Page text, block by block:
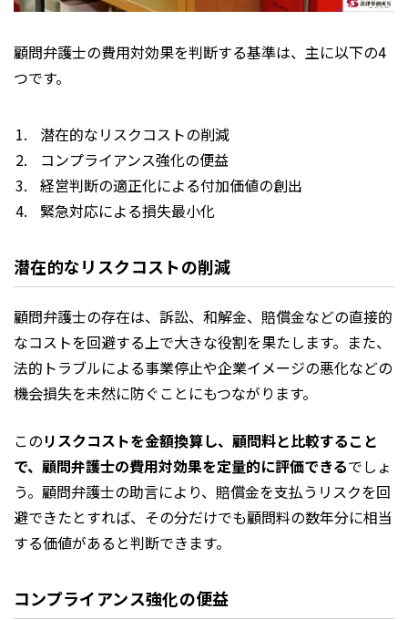
顧問弁護士の費用対効果を判断する基準は、主に以下の4
つです。
潜在的なリスクコストの削減
コンプライアンス強化の便益
経営判断の適正化による付加価値の創出
緊急対応による損失最小化
潜在的なリスクコストの削減
顧問弁護士の存在は、訴訟、和解金、賠償金などの直接的
なコストを回避する上で大きな役割を果たします。また、
法的トラブルによる事業停止や企業イメージの悪化などの
機会損失を未然に防ぐことにもつながります。
このリスクコストを金額換算し、顧問料と比較すること
で、顧問弁護士の費用対効果を定量的に評価できるでしょ
う。顧問弁護士の助言により、賠償金を支払うリスクを回
避できたとすれば、その分だけでも顧問料の数年分に相当
する価値があると判断できます。
コンプライアンス強化の便益